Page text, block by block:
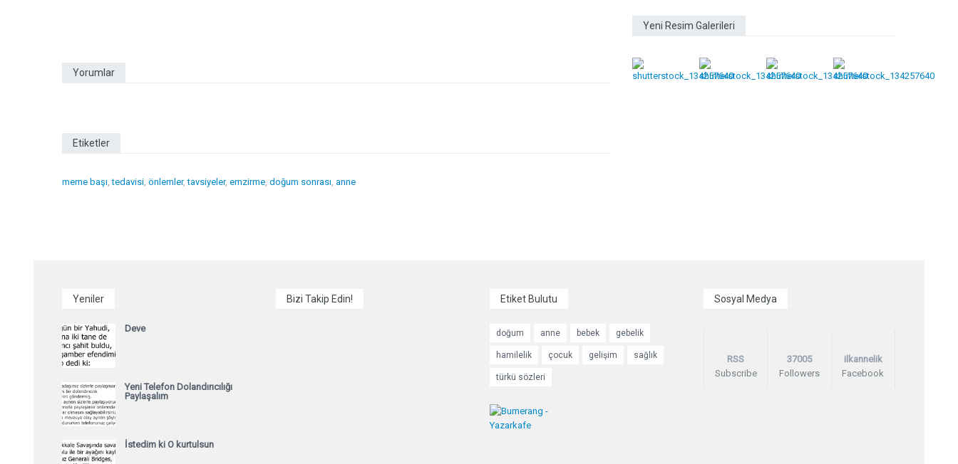
Yorumlar
Etiketler
meme başı ,tedavisi önlemler,tavsiyeler, emzirme doğum sonrası anne
Yeni Resim Galerileri
Yeniler
Deve
Yeni Telefon Dolandırıcılığı
Paylaşalım
İstedim ki O kurtulsun
Bizi Takip Edin! Etiket Bulutu
doğum anne bebek gebelik
hamilelik çocuk gelişim sağlık
türkü sözleri
Sosyal Medya
RSS
Subscribe
37005
Followers
ilkannelik
Facebook